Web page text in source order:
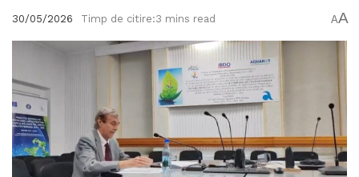
30/05/2026 Timp de citire:3 mins read AA